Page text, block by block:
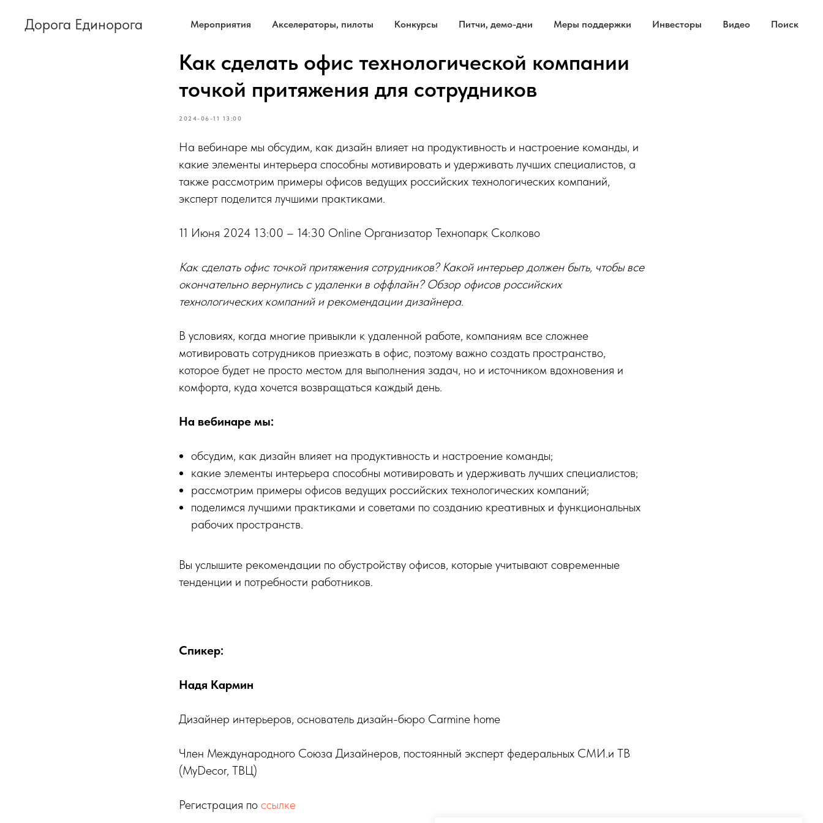
Дорога Единорога Мероприятия Акселераторы, пилоты Конкурсы Питчи, демо-дни Меры поддержки Инвесторы Видео Поиск
Как сделать офис технологической компании
точкой притяжения для сотрудников
2024-06-11 13:00
На вебинаре мы обсудим, как дизайн влияет на продуктивность и настроение команды, и
какие элементы интерьера способны мотивировать и удерживать лучших специалистов, а
также рассмотрим примеры офисов ведущих российских технологических компаний,
эксперт поделится лучшими практиками.
11 Июня 2024 13:00 – 14:30 Online Организатор Технопарк Сколково
Как сделать офис точкой притяжения сотрудников? Какой интерьер должен быть, чтобы все
окончательно вернулись с удаленки в оффлайн? Обзор офисов российских
технологических компаний и рекомендации дизайнера.
В условиях, когда многие привыкли к удаленной работе, компаниям все сложнее
мотивировать сотрудников приезжать в офис, поэтому важно создать пространство,
которое будет не просто местом для выполнения задач, но и источником вдохновения и
комфорта, куда хочется возвращаться каждый день.
На вебинаре мы:
обсудим, как дизайн влияет на продуктивность и настроение команды;
какие элементы интерьера способны мотивировать и удерживать лучших специалистов;
рассмотрим примеры офисов ведущих российских технологических компаний;
поделимся лучшими практиками и советами по созданию креативных и функциональных
рабочих пространств.
Вы услышите рекомендации по обустройству офисов, которые учитывают современные
тенденции и потребности работников.
Спикер:
Надя Кармин
Дизайнер интерьеров, основатель дизайн-бюро Carmine home
Член Международного Союза Дизайнеров, постоянный эксперт федеральных СМИ.и ТВ
(MyDecor, ТВЦ)
Регистрация по ссылке